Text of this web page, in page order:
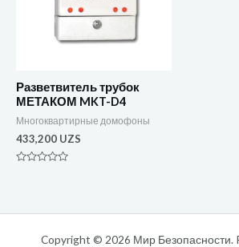
Разветвитель трубок
МЕТАКОМ MKT-D4
Многоквартирные домофоны
433,200 UZS
Copyright © 2026 Мир Безопасности.